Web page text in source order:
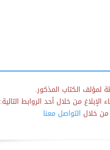
لمؤلف الكتاب المذكور.
من خلال أحد الروابط التالية:
من خلال التواصل معنا